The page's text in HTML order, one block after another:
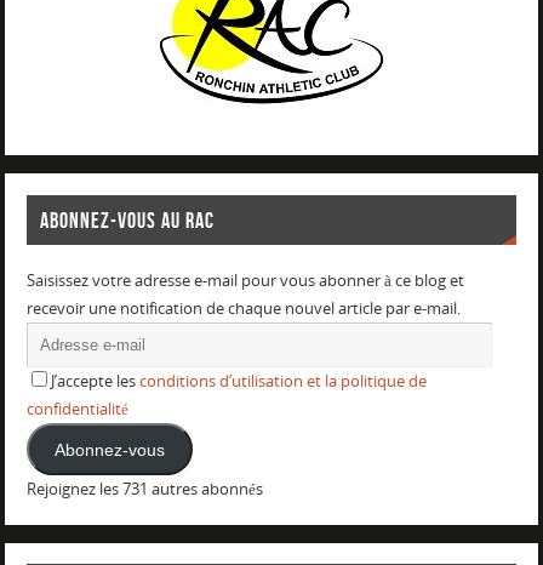
ABONNEZ-VOUS AU RAC
Saisissez votre adresse e-mail pour vous abonner à ce blog et
recevoir une notification de chaque nouvel article par e-mail.
J’accepte lesconditions d’utilisation et la politique de
confidentialité
Abonnez-vous
Rejoignez les 731 autres abonnés